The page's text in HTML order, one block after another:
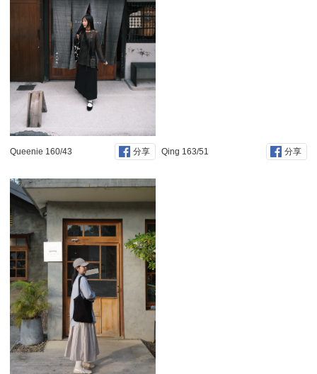
Queenie 160/43 分享 Qing 163/51 分享